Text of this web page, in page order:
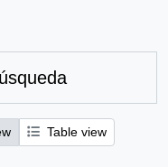
Table view